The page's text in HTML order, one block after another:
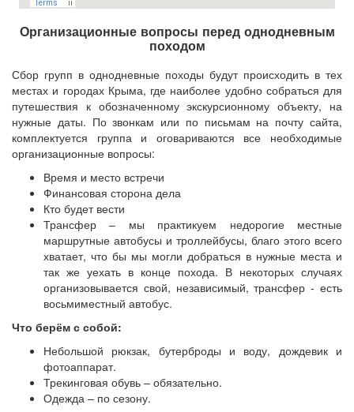
Организационные вопросы перед однодневным
походом
Сбор групп в однодневные походы будут происходить в тех
местах и городах Крыма, где наиболее удобно собраться для
путешествия к обозначенному экскурсионному объекту, на
нужные даты. По звонкам или по письмам на почту сайта,
комплектуется группа и оговариваются все необходимые
организационные вопросы:
Время и место встречи
Финансовая сторона дела
Кто будет вести
Трансфер – мы практикуем недорогие местные
маршрутные автобусы и троллейбусы, благо этого всего
хватает, что бы мы могли добраться в нужные места и
так же уехать в конце похода. В некоторых случаях
организовывается свой, независимый, трансфер - есть
восьмиместный автобус.
Что берём с собой:
Небольшой рюкзак, бутерброды и воду, дождевик и
фотоаппарат.
Трекинговая обувь – обязательно.
Одежда – по сезону.